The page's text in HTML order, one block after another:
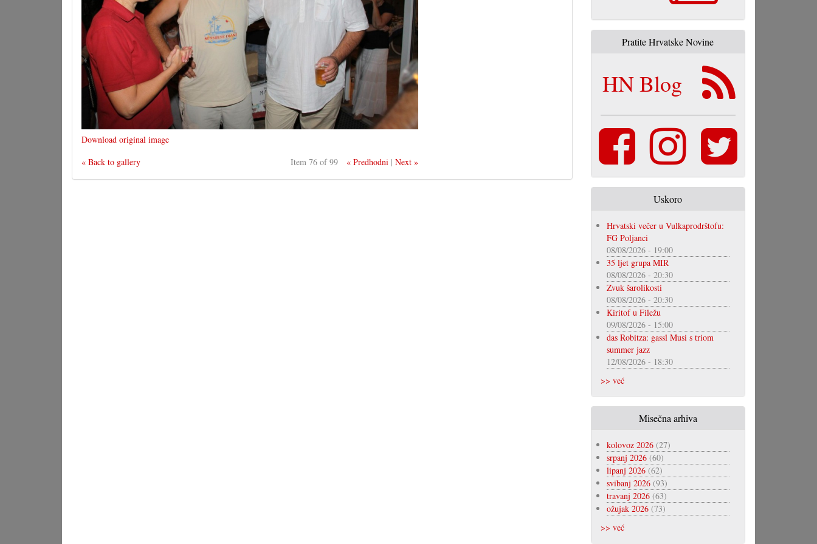
Download original image
« Back to gallery
Item 76 of 99 « Predhodni |Next »
Pratite Hrvatske Novine
HN Blog
Uskoro
Hrvatski večer u Vulkaprodrštofu:
FG Poljanci
08/08/2026 - 19:00
35 ljet grupa MIR
08/08/2026 - 20:30
Zvuk šarolikosti
08/08/2026 - 20:30
Kiritof u Filežu
09/08/2026 - 15:00
das Robitza: gassl Musi s triom
summer jazz
12/08/2026 - 18:30
>> već
Misečna arhiva
kolovoz 2026(27)
srpanj 2026(60)
lipanj 2026(62)
svibanj 2026(93)
travanj 2026(63)
ožujak 2026(73)
>> već